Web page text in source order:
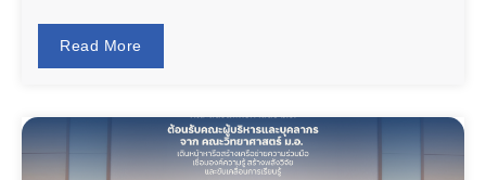
Read More